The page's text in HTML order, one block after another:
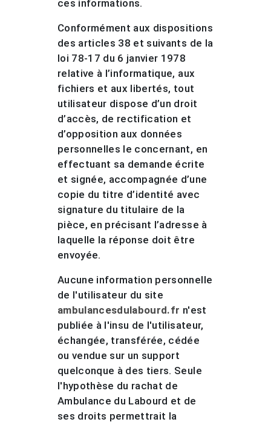
ces informations.
Conformément aux dispositions
des articles 38 et suivants de la
loi 78-17 du 6 janvier 1978
relative à l’informatique, aux
fichiers et aux libertés, tout
utilisateur dispose d’un droit
d’accès, de rectification et
d’opposition aux données
personnelles le concernant, en
effectuant sa demande écrite
et signée, accompagnée d’une
copie du titre d’identité avec
signature du titulaire de la
pièce, en précisant l’adresse à
laquelle la réponse doit être
envoyée.
Aucune information personnelle
de l'utilisateur du site
ambulancesdulabourd.fr n'est
publiée à l'insu de l'utilisateur,
échangée, transférée, cédée
ou vendue sur un support
quelconque à des tiers. Seule
l'hypothèse du rachat de
Ambulance du Labourd et de
ses droits permettrait la